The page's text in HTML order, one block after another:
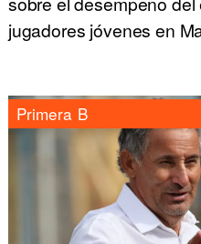
jugadores jóvenes en
Primera B